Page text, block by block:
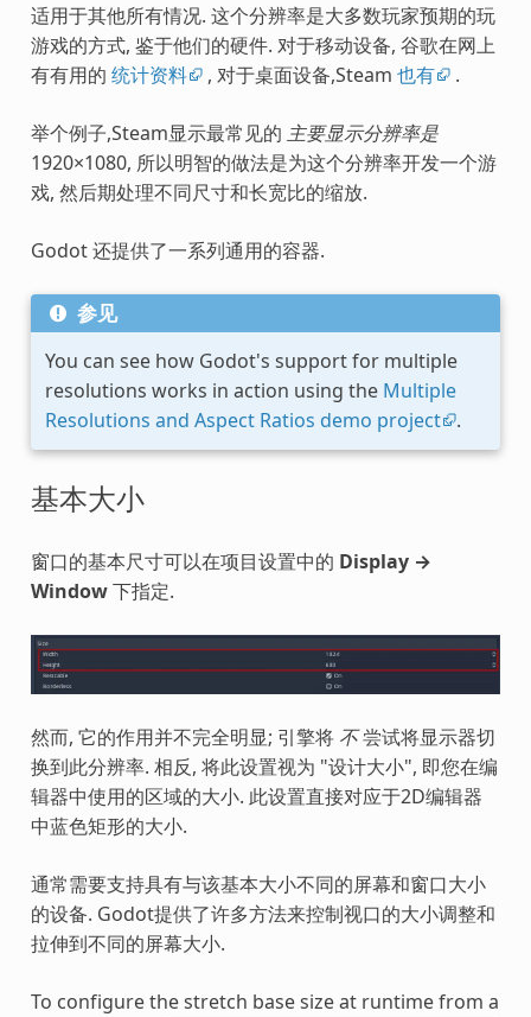
适用于其他所有情况. 这个分辨率是大多数玩家预期的玩
游戏的方式, 鉴于他们的硬件. 对于移动设备, 谷歌在网上
有有用的 统计资料 , 对于桌面设备,Steam 也有 .
举个例子,Steam显示最常见的 主要显示分辨率是
1920×1080, 所以明智的做法是为这个分辨率开发一个游
戏, 然后期处理不同尺寸和长宽比的缩放.
Godot 还提供了一系列通用的容器.
参见
You can see how Godot's support for multiple
resolutions works in action using the Multiple
Resolutions and Aspect Ratios demo project .
基本大小
窗口的基本尺寸可以在项目设置中的 Display →
Window下指定.
然而, 它的作用并不完全明显; 引擎将 不尝试将显示器切
换到此分辨率. 相反, 将此设置视为 "设计大小", 即您在编
辑器中使用的区域的大小. 此设置直接对应于2D编辑器
中蓝色矩形的大小.
通常需要支持具有与该基本大小不同的屏幕和窗口大小
的设备. Godot提供了许多方法来控制视口的大小调整和
拉伸到不同的屏幕大小.
To configure the stretch base size at runtime from a